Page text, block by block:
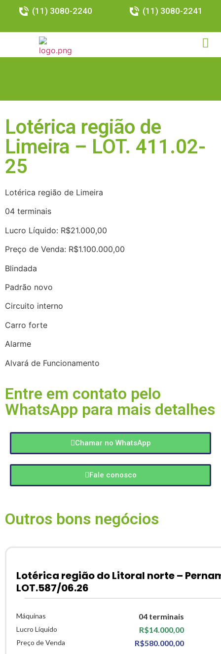
(11) 3080-2240 (11) 3080-2241
Lotérica região de
Limeira – LOT. 411.02-
25
Lotérica região de Limeira
04 terminais
Lucro Líquido: R$21.000,00
Preço de Venda: R$1.100.000,00
Blindada
Padrão novo
Circuito interno
Carro forte
Alarme
Alvará de Funcionamento
Entre em contato pelo
WhatsApp para mais detalhes
Chamar no WhatsApp
Fale conosco
Outros bons negócios
Lotérica região do Litoral norte –
LOT.587/06.26
Máquinas 04 terminais
Lucro Líquido R$14.000,00
Preço de Venda R$580.000,00